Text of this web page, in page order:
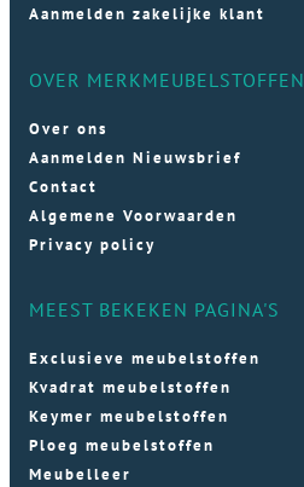
Aanmelden zakelijke klant
OVER MERKMEUBELSTOFFEN
Over ons
Aanmelden Nieuwsbrief
Contact
Algemene Voorwaarden
Privacy policy
MEEST BEKEKEN PAGINA'S
Exclusieve meubelstoffen
Kvadrat meubelstoffen
Keymer meubelstoffen
Ploeg meubelstoffen
Meubelleer